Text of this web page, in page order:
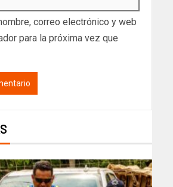
correo electrónico y web
para la próxima vez que